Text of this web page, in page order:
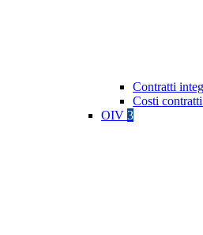
Contratti
Costi
OIV 3